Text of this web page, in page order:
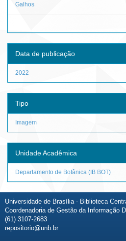
Galhos
Data de publicação
2022
Tipo
Imagem
Unidade Acadêmica
Departamento de Botânica (IB BOT)
Universidade de Brasília - Biblioteca
Coordenadoria de Gestão da Informação
(61) 3107-2683
repositorio@unb.br